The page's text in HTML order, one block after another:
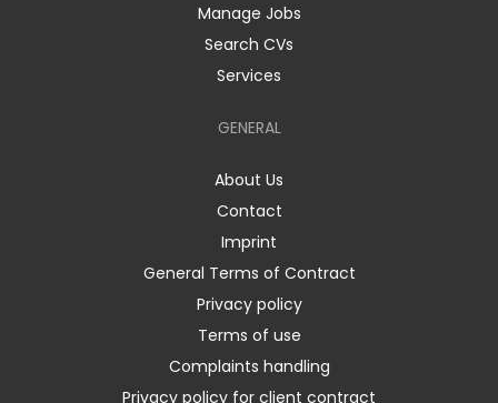
Manage Jobs
Search CVs
Services
GENERAL
About Us
Contact
Imprint
General Terms of Contract
Privacy policy
Terms of use
Complaints handling
Privacy policy for client contract